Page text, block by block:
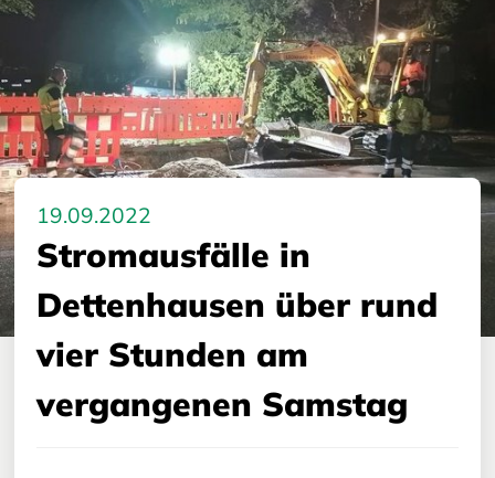
19.09.2022
Stromausfälle in
Dettenhausen über rund
vier Stunden am
vergangenen Samstag